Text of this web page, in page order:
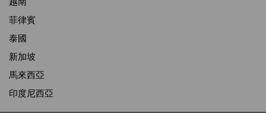
菲律賓
泰國
新加坡
馬來西亞
印度尼西亞